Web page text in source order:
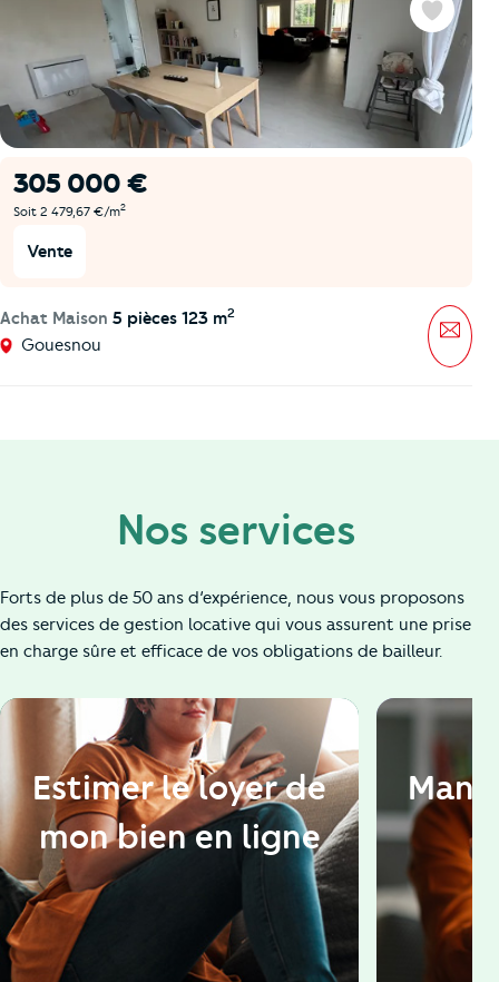
305 000 €
Soit 2 479,67 €/m2
Vente
Achat Maison 5 pièces 123 m2
Gouesnou
Favoris
Nos services
Forts de plus de 50 ans d’expérience, nous vous proposons
des services de gestion locative qui vous assurent une prise
en charge sûre et efficace de vos obligations de bailleur.
Estimer le loyer de
mon bien en ligne